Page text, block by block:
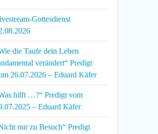
Gottesdienst
die Taufe dein Leben
verändert“ Predigt
26.07.2026 – Eduard Käfer
hilft …?“ Predigt vom
– Eduard Käfer
nur zu Besuch“ Predigt